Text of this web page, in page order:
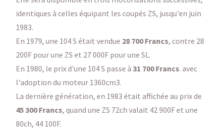
identiques à celles équipant les coupés ZS, jusqu'en juin
1983.
En 1979, une 104 S était vendue 28 700 Francs, contre 28
200F pour une ZS et 27 000F pour une SL.
En 1980, le prix d'une 104 S passe à 31 700 Francs. avec
l'adoption du moteur 1360cm3.
La dernière génération, en 1983 était affichée au prix de
45 300 Francs, quand une ZS 72ch valait 42 900F et une
80ch, 44 100F.